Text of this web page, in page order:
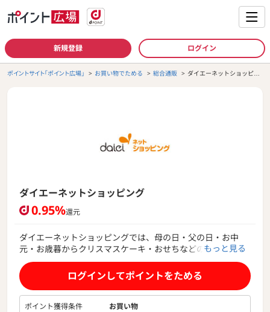
新規登録 ログイン
ポイントサイト「ポイント広場」 お買い物でためる 総合通販
ダイエーネットショッピン
ダイエーネットショッピング
0.95%還元
ダイエーネットショッピングでは、母の日・父の日・お中
元・お歳暮からクリスマスケーキ・おせちなどのシーズンギ
フトの商品をお取り扱いしております。
もっと見る
ログインしてポイントをためる
ポイント獲得条件
お買い物